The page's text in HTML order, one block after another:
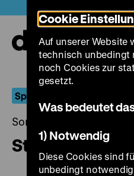
zum
Seiteninhalt
springen
Sprengmeisterin
Sonntag, 10. Dezember
Strop & Pytel
Cookie
Auf unserer Website
technisch unbedingt
noch Cookies zur
gesetzt.
Was bedeutet
1) Notwendig
Diese Cookies sind
unbedingt